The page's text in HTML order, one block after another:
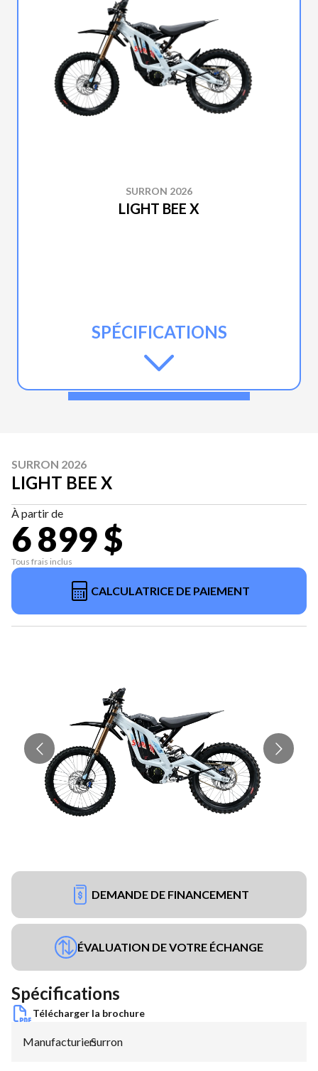
SURRON 2026
LIGHT BEE X
SPÉCIFICATIONS
SURRON 2026
LIGHT BEE X
À partir de
6 899 $
Tous frais inclus
CALCULATRICE DE PAIEMENT
DEMANDE DE FINANCEMENT
ÉVALUATION DE VOTRE ÉCHANGE
Spécifications
Télécharger la brochure
Manufacturier:
Surron